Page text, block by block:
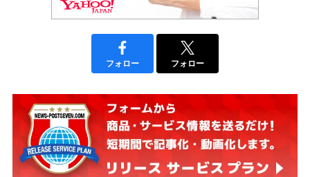
フォロー フォロー